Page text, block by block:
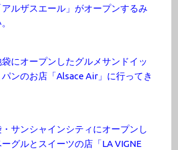
アルザスエール」がオープンするみ
にオープンしたグルメサンドイッ
ンのお店「Alsace Air」に行ってき
サンシャインシティにオープンし
ーグルとスイーツの店「LA VIGNE